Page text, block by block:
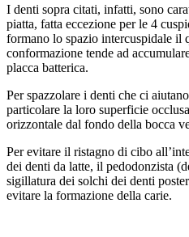
I denti sopra citati, infatti, sono
piatta, fatta eccezione per le 4
formano lo spazio intercuspidale il
conformazione tende ad
placca batterica.
Per spazzolare i denti che ci
particolare la loro superficie
orizzontale dal fondo della bocca
Per evitare il ristagno di cibo
dei denti da latte, il pedodonzista
sigillatura dei solchi dei denti
evitare la formazione della carie.